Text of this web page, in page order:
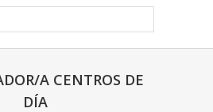
A CENTROS DE
DÍA